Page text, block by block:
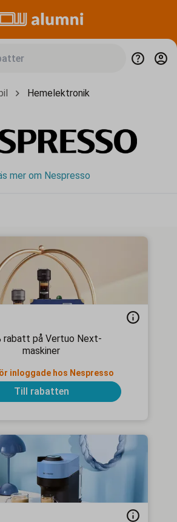
Hemelektronik
mer om Nespresso
rabatt på Vertuo Next-
maskiner
inloggade hos Nespresso
Till rabatten